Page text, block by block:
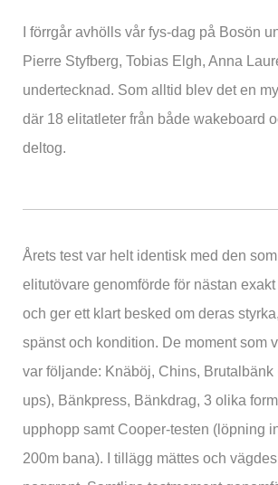
I förrgår avhölls vår fys-dag på Bosön
Pierre Styfberg, Tobias Elgh, Anna
undertecknad. Som alltid blev det en
där 18 elitatleter från både wakeboard
deltog.
Årets test var helt identisk med den
elitutövare genomförde för nästan
och ger ett klart besked om deras
spänst och kondition. De moment som
var följande: Knäböj, Chins, Brutalbänk
ups), Bänkpress, Bänkdrag, 3 olika
upphopp samt Cooper-testen (löpning
200m bana). I tillägg mättes och